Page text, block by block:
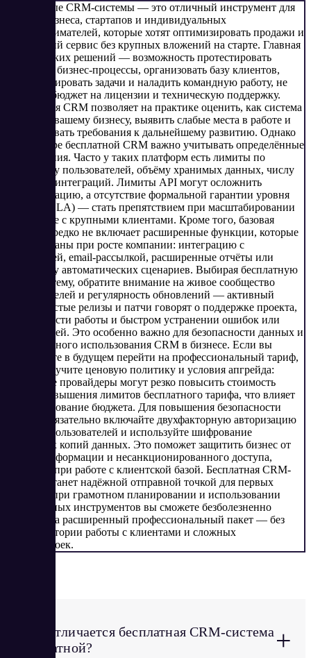
Бесплатные CRM-системы — это отличный инструмент для
малого бизнеса, стартапов и индивидуальных
предпринимателей, которые хотят оптимизировать продажи и
клиентский сервис без крупных вложений на старте. Главная
выгода таких решений — возможность протестировать
ключевые бизнес-процессы, организовать базу клиентов,
автоматизировать задачи и наладить командную работу, не
расходуя бюджет на лицензии и техническую поддержку.
Бесплатная CRM позволяет на практике оценить, как система
подходит вашему бизнесу, выявить слабые места в работе и
сформировать требования к дальнейшему развитию. Однако
при выборе бесплатной CRM важно учитывать определённые
ограничения. Часто у таких платформ есть лимиты по
количеству пользователей, объёму хранимых данных, числу
задач или интеграций. Лимиты API могут осложнить
автоматизацию, а отсутствие формальной гарантии уровня
сервиса (SLA) — стать препятствием при масштабировании
или работе с крупными клиентами. Кроме того, базовая
версия нередко не включает расширенные функции, которые
востребованы при росте компании: интеграцию с
телефонией, email-рассылкой, расширенные отчёты или
поддержку автоматических сценариев. Выбирая бесплатную
CRM-систему, обратите внимание на живое сообщество
пользователей и регулярность обновлений — активный
форум, частые релизы и патчи говорят о поддержке проекта,
стабильности работы и быстром устранении ошибок или
уязвимостей. Это особенно важно для безопасности данных и
долгосрочного использования CRM в бизнесе. Если вы
планируете в будущем перейти на профессиональный тариф,
заранее изучите ценовую политику и условия апгрейда:
некоторые провайдеры могут резко повысить стоимость
после превышения лимитов бесплатного тарифа, что влияет
на планирование бюджета. Для повышения безопасности
работы обязательно включайте двухфакторную авторизацию
для всех пользователей и используйте шифрование
резервных копий данных. Это поможет защитить бизнес от
потери информации и несанкционированного доступа,
особенно при работе с клиентской базой. Бесплатная CRM-
система станет надёжной отправной точкой для первых
сделок, а при грамотном планировании и использовании
современных инструментов вы сможете безболезненно
перейти на расширенный профессиональный пакет — без
потери истории работы с клиентами и сложных
перенастроек.
Чем отличается бесплатная CRM-система
от платной?
+